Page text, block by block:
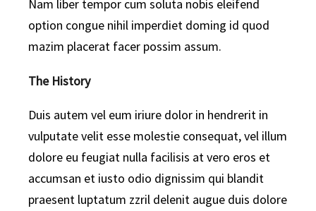
Nam liber tempor cum soluta nobis eleifend
option congue nihil imperdiet doming id quod
mazim placerat facer possim assum.
The History
Duis autem vel eum iriure dolor in hendrerit in
vulputate velit esse molestie consequat, vel illum
dolore eu feugiat nulla facilisis at vero eros et
accumsan et iusto odio dignissim qui blandit
praesent luptatum zzril delenit augue duis dolore